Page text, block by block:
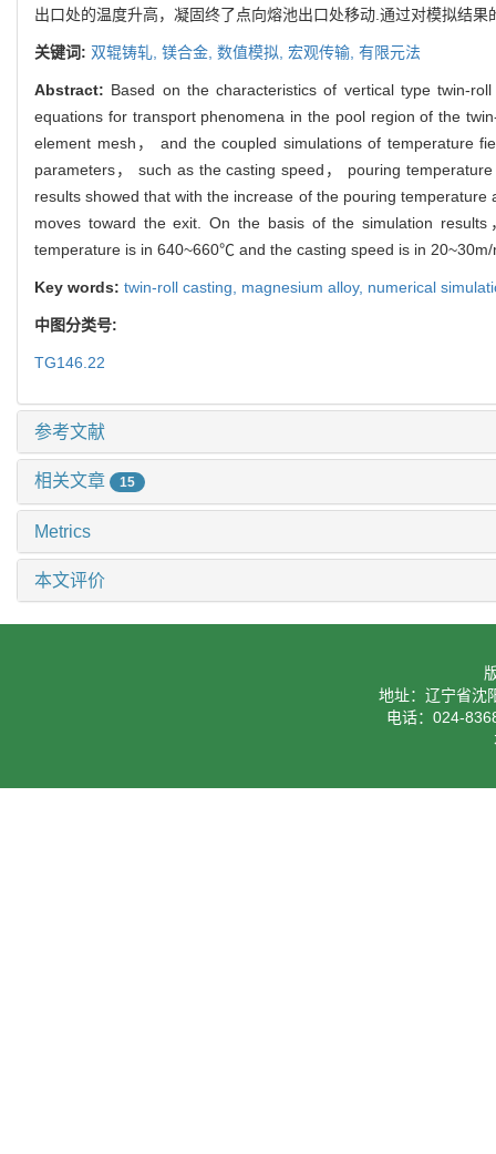
出口处的温度升高，凝固终了点向熔池出口处移动.通过对模拟结
关键词: 双辊铸轧, 镁合金, 数值模拟, 宏观传输, 有限元法
Abstract: Based on the characteristics of vertical type twin-
equations for transport phenomena in the pool region of the
element mesh， and the coupled simulations of temperature
parameters， such as the casting speed， pouring
results showed that with the increase of the pouring
moves toward the exit. On the basis of the simulation
temperature is in 640~660℃ and the casting speed is in 20~30m/
Key words: twin-roll casting, magnesium alloy, numerical
中图分类号:
TG146.22
参考文献
相关文章 15
Metrics
本文评价
地址：辽宁省沈
电话：024-